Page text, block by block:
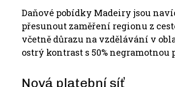
Daňové pobídky Madeiry jsou
přesunout zaměření regionu z
včetně důrazu na vzdělávání v
ostrý kontrast s 50% negramotnou
Nová platební síť